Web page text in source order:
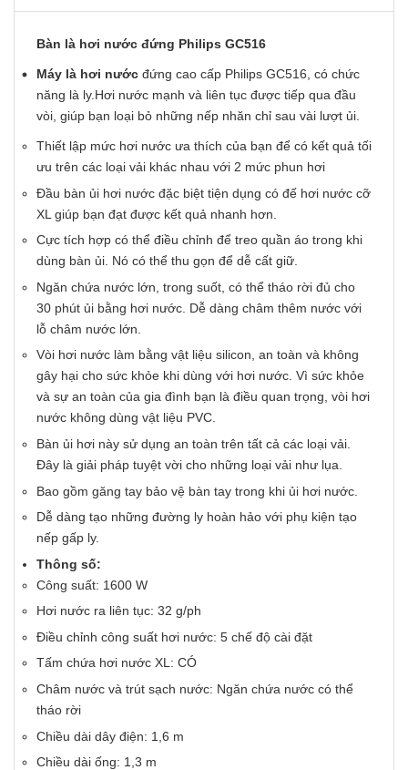
Bàn là hơi nước đứng Philips GC516
Máy là hơi nước đứng cao cấp Philips GC516, có chức
năng là ly.Hơi nước mạnh và liên tục được tiếp qua đầu
vòi, giúp bạn loại bỏ những nếp nhăn chỉ sau vài lượt ủi.
Thiết lập mức hơi nước ưa thích của bạn để có kết quả tối
ưu trên các loại vải khác nhau với 2 mức phun hơi
Đầu bàn ủi hơi nước đặc biệt tiện dụng có đế hơi nước cỡ
XL giúp bạn đạt được kết quả nhanh hơn.
Cực tích hợp có thể điều chỉnh để treo quần áo trong khi
dùng bàn ủi. Nó có thể thu gọn để dễ cất giữ.
Ngăn chứa nước lớn, trong suốt, có thể tháo rời đủ cho
30 phút ủi bằng hơi nước. Dễ dàng châm thêm nước với
lỗ châm nước lớn.
Vòi hơi nước làm bằng vật liệu silicon, an toàn và không
gây hại cho sức khỏe khi dùng với hơi nước. Vì sức khỏe
và sự an toàn của gia đình bạn là điều quan trọng, vòi hơi
nước không dùng vật liệu PVC.
Bàn ủi hơi này sử dụng an toàn trên tất cả các loại vải.
Đây là giải pháp tuyệt vời cho những loại vải như lụa.
Bao gồm găng tay bảo vệ bàn tay trong khi ủi hơi nước.
Dễ dàng tạo những đường ly hoàn hảo với phụ kiện tạo
nếp gấp ly.
Thông số:
Công suất: 1600 W
Hơi nước ra liên tục: 32 g/ph
Điều chỉnh công suất hơi nước: 5 chế độ cài đặt
Tấm chứa hơi nước XL: CÓ
Châm nước và trút sạch nước: Ngăn chứa nước có thể
tháo rời
Chiều dài dây điện: 1,6 m
Chiều dài ống: 1,3 m